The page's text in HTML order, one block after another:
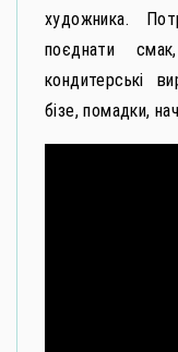
художника.
поєднати
кондитерські
бізе, помадки,